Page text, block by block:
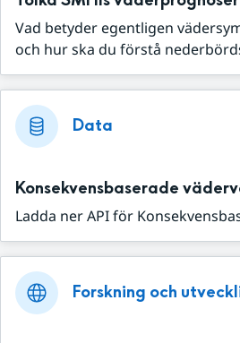
Vad betyder egentligen
och hur ska du förstå
Data
Konsekvensbaserade
Ladda ner API för
Forskning och